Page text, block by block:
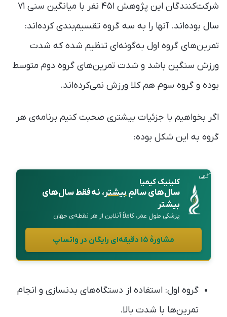
شرکت‌کنندگان این پژوهش ۴۵۱ نفر با میانگین سنی ۷۱
سال بوده‌اند. آنها را به سه گروه تقسیم‌بندی کرده‌اند:
تمرین‌های گروه اول به‌گونه‌ای تنظیم شده که شدت
ورزش سنگین باشد و شدت تمرین‌های گروه دوم متوسط
بوده و گروه سوم هم کلا ورزش نمی‌کرده‌اند.
اگر بخواهیم با جزئیات بیشتری صحبت کنیم برنامه‌ی هر
گروه به این شکل بوده:
آگهی
کلینیک کیمیا
سال‌های سالمِبیشتر، نه فقط سال‌های
بیشتر
پزشکی طول عمر، کاملاً آنلاین از هر نقطه‌ی جهان
مشاورهٔ ۱۵ دقیقه‌ای رایگان در واتساپ
گروه‌ اول: استفاده از دستگاه‌های بدنسازی و انجام
تمرین‌ها با شدت بالا.